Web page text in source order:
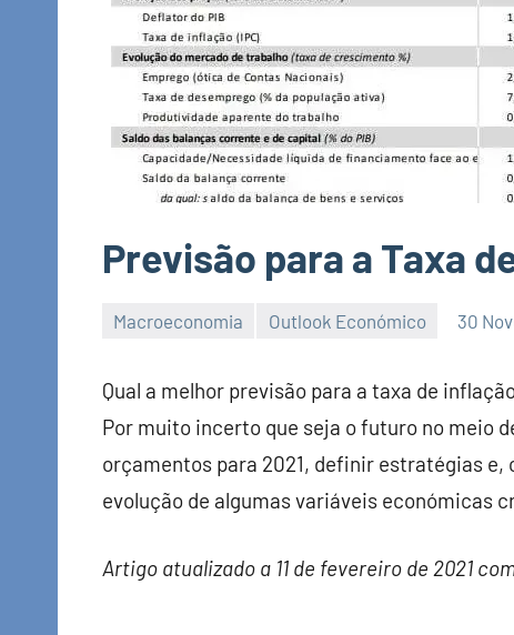
Previsão para a Taxa
Macroeconomia Outlook Económico 30
Qual a melhor previsão para a taxa de
Por muito incerto que seja o futuro no meio
orçamentos para 2021, definir estratégias
evolução de algumas variáveis económicas
Artigo atualizado a 11 de fevereiro de 2021